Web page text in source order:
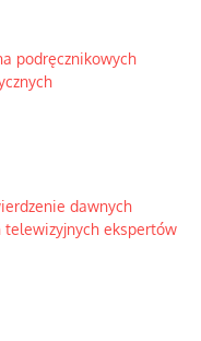
podręcznikowych
dawnych
telewizyjnych ekspertów